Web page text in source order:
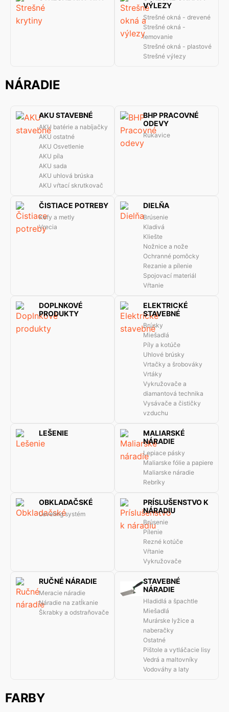
VÝLEZY
Strešné okná - drevené
Strešné okná -
lemovanie
Strešné okná - plastové
Strešné výlezy
NÁRADIE
AKU STAVEBNÉ
AKU batérie a nabíjačky
AKU ostatné
AKU Osvetlenie
AKU píla
AKU sada
AKU uhlová brúska
AKU vŕtací skrutkovač
BHP PRACOVNÉ
ODEVY
Rukavice
ČISTIACE POTREBY
Kefy a metly
Vrecia
DIELŇA
Brúsenie
Kladivá
Kliešte
Nožnice a nože
Ochranné pomôcky
Rezanie a pílenie
Spojovací materiál
Vŕtanie
DOPLNKOVÉ
PRODUKTY
ELEKTRICKÉ
STAVEBNÉ
Brúsky
Miešadlá
Píly a kotúče
Uhlové brúsky
Vrtačky a šrobováky
Vrtáky
Vykružovače a
diamantová technika
Vysávače a čističky
vzduchu
LEŠENIE
MALIARSKÉ
NÁRADIE
Lepiace pásky
Maliarske fólie a papiere
Maliarske náradie
Rebríky
OBKLADAČSKÉ
Leveling systém
PRÍSLUŠENSTVO K
NÁRADIU
Brúsenie
Pílenie
Rezné kotúče
Vŕtanie
Vykružovače
RUČNÉ NÁRADIE
Meracie náradie
Náradie na zatĺkanie
Škrabky a odstraňovače
STAVEBNÉ
NÁRADIE
Hladidlá a špachtle
Miešadlá
Murárske lyžice a
naberačky
Ostatné
Pištole a vytláčacie lisy
Vedrá a maltovníky
Vodováhy a laty
FARBY